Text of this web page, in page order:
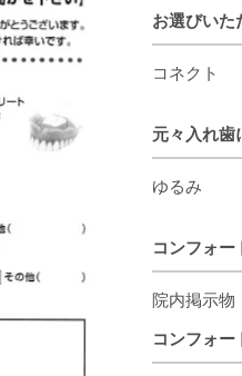
お選びいた
コネクト
元々入れ歯
ゆるみ
コンフォー
院内掲示物
コンフォー